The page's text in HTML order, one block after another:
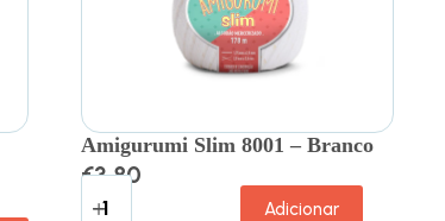
Amigurumi Slim 8001 – Branco
€3.80
Adicionar